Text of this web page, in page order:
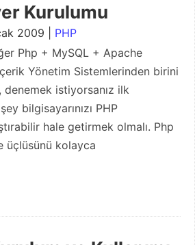
Kurulumu
2009 | PHP
Php + MySQL + Apache
Yönetim Sistemlerinden birini
istiyorsanız ilk
bilgisayarınızı PHP
hale getirmek olmalı. Php
üçlüsünü kolayca